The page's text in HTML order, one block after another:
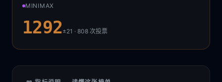
MINIMAX
1292±21 · 808次投票